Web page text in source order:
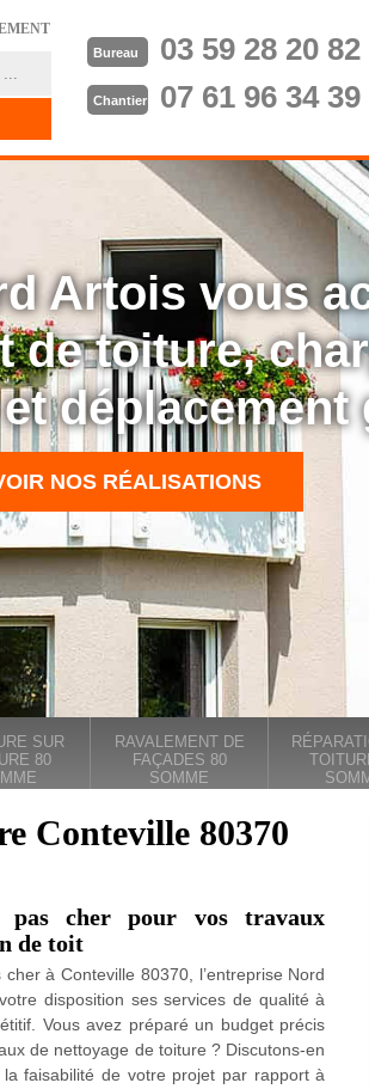
Bureau 03 59 28 20 82
Chantier 07 61 96 34 39
Artois vous
de toiture,
NOS RÉALISATIONS
SUR
80
RAVALEMENT DE
FAÇADES 80
SOMME
Conteville 80370
pas cher pour vos travaux
de toit
à Conteville 80370, l’entreprise Nord
disposition ses services de qualité à
Vous avez préparé un budget précis
de nettoyage de toiture ? Discutons-en
faisabilité de votre projet par rapport à